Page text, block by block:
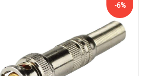
پیچ گوشتی ها
تجهیزات اندازه گیری
سوکت و سرسیم زن
فرز و فرچه سیمی
-6%